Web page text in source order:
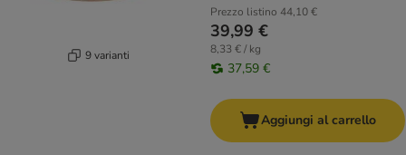
9 varianti
Prezzo listino 44,10 €
39,99 €
8,33 € / kg
37,59 €
Aggiungi al carrello